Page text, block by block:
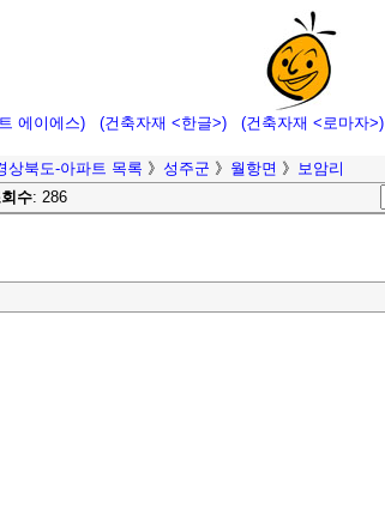
에이에스) (건축자재 <한글>) (건축자재 <로마자>)
상북도-아파트 목록 》 성주군 》 월항면 》 보암리
수: 286